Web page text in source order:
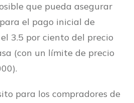
que pueda asegurar
el pago inicial de
3.5 por ciento del precio
(con un límite de precio
para los compradores de